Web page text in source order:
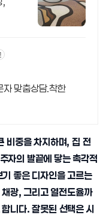
맞춤상담.착한
비중을 차지하며, 집 전
자의 발끝에 닿는 촉각적
좋은 디자인을 고르는
광, 그리고 열전도율까
니다. 잘못된 선택은 시